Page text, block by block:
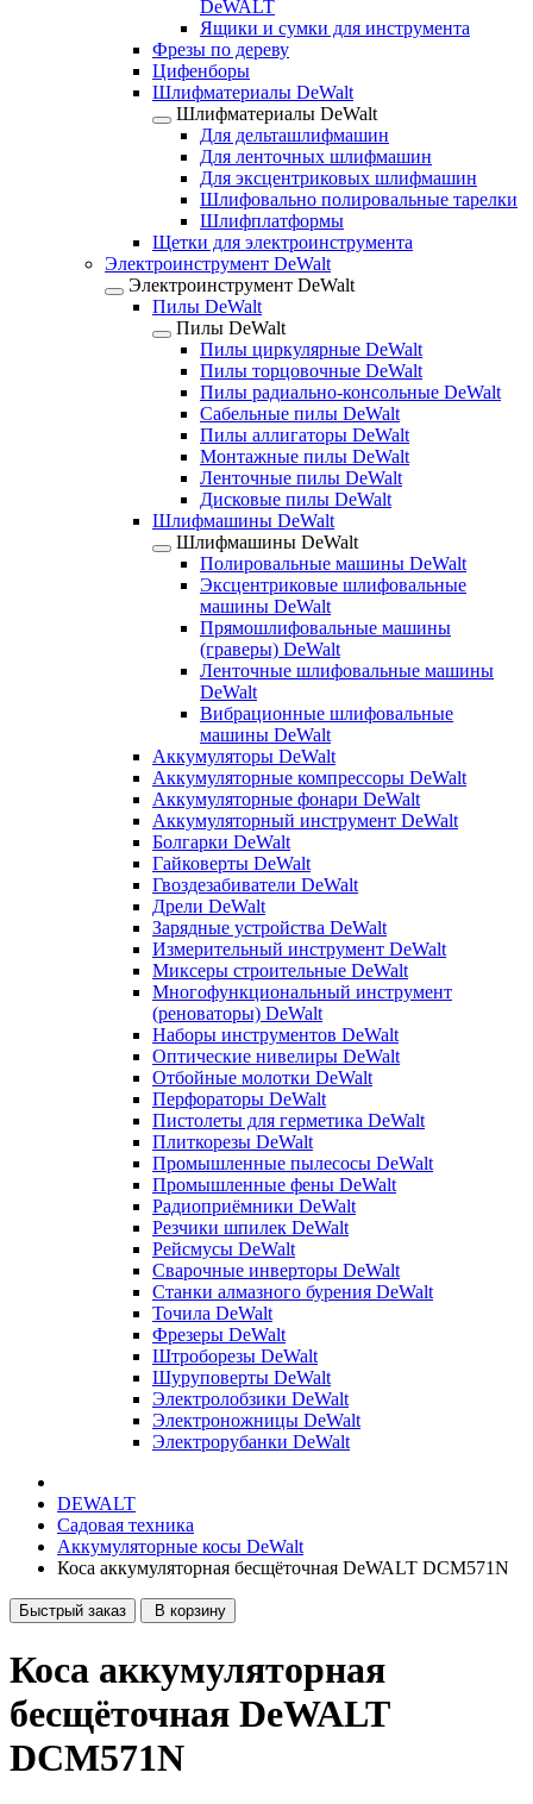
DeWALT
Ящики и сумки для инструмента
Фрезы по дереву
Цифенборы
Шлифматериалы DeWalt
Шлифматериалы DeWalt
Для дельташлифмашин
Для ленточных шлифмашин
Для эксцентриковых шлифмашин
Шлифовально полировальные тарелки
Шлифплатформы
Щетки для электроинструмента
Электроинструмент DeWalt
Электроинструмент DeWalt
Пилы DeWalt
Пилы DeWalt
Пилы циркулярные DeWalt
Пилы торцовочные DeWalt
Пилы радиально-консольные DeWalt
Сабельные пилы DeWalt
Пилы аллигаторы DeWalt
Монтажные пилы DeWalt
Ленточные пилы DeWalt
Дисковые пилы DeWalt
Шлифмашины DeWalt
Шлифмашины DeWalt
Полировальные машины DeWalt
Эксцентриковые шлифовальные
машины DeWalt
Прямошлифовальные машины
(граверы) DeWalt
Ленточные шлифовальные машины
DeWalt
Вибрационные шлифовальные
машины DeWalt
Аккумуляторы DeWalt
Аккумуляторные компрессоры DeWalt
Аккумуляторные фонари DeWalt
Аккумуляторный инструмент DeWalt
Болгарки DeWalt
Гайковерты DeWalt
Гвоздезабиватели DeWalt
Дрели DeWalt
Зарядные устройства DeWalt
Измерительный инструмент DeWalt
Миксеры строительные DeWalt
Многофункциональный инструмент
(реноваторы) DeWalt
Наборы инструментов DeWalt
Оптические нивелиры DeWalt
Отбойные молотки DeWalt
Перфораторы DeWalt
Пистолеты для герметика DeWalt
Плиткорезы DeWalt
Промышленные пылесосы DeWalt
Промышленные фены DeWalt
Радиоприёмники DeWalt
Резчики шпилек DeWalt
Рейсмусы DeWalt
Сварочные инверторы DeWalt
Станки алмазного бурения DeWalt
Точила DeWalt
Фрезеры DeWalt
Штроборезы DeWalt
Шуруповерты DeWalt
Электролобзики DeWalt
Электроножницы DeWalt
Электрорубанки DeWalt
DEWALT
Садовая техника
Аккумуляторные косы DeWalt
Коса аккумуляторная бесщёточная DeWALT DCM571N
Быстрый заказ В корзину
Коса аккумуляторная
бесщёточная DeWALT
DCM571N